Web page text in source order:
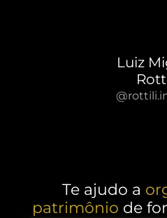
Luiz
Te ajudo a
patrimônio de